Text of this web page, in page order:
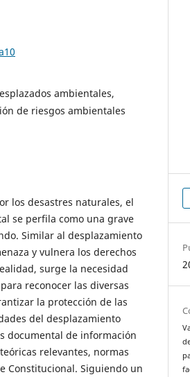
ambientales,
de riesgos ambientales
los desastres naturales, el
se perfila como una grave
Similar al desplazamiento
y vulnera los derechos
surge la necesidad
reconocer las diversas
la protección de las
del desplazamiento
documental de información
relevantes, normas
Constitucional. Siguiendo un